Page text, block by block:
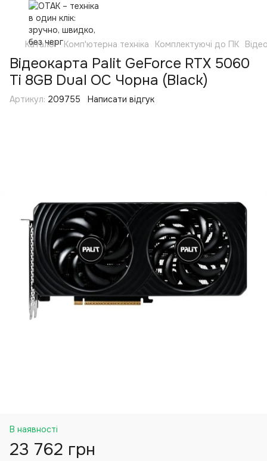
Каталог Комп'ютерна техніка Комплектуючі до ПК
Відеокарта Palit GeForce RTX 5060
Ti 8GB Dual OC Чорна (Black)
Артикул: 209755 Написати відгук
В наявності
23 762 грн